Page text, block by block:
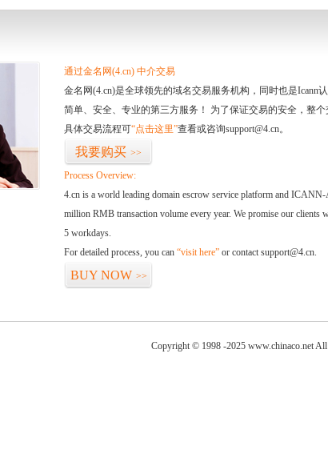
通过金名网(4.cn) 中介交易
金名网(4.cn)是全球领先的域名交易服务机构，同时也是
简单、安全、专业的第三方服务！ 为了保证交易的安全，整个
具体交易流程可“点击这里”查看或咨询support@4.cn。
我要购买 >>
Process Overview:
4.cn is a world leading domain escrow service platform and
million RMB transaction volume every year. We promise our clients
5 workdays.
For detailed process, you can “visit here” or contact support@4.cn.
BUY NOW >>
Copyright © 1998 -2025 www.chinaco.net All